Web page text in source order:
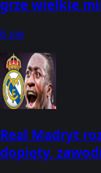
grze wielkie
6 sie
Real Madryt
dopięty,